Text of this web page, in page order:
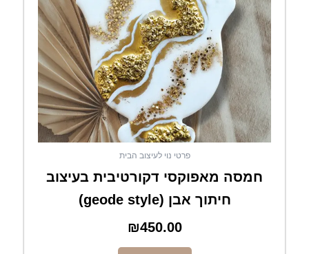
פרטי נוי לעיצוב הבית
חמסה מאפוקסי דקורטיבית בעיצוב
חיתוך אבן (geode style)
₪450.00